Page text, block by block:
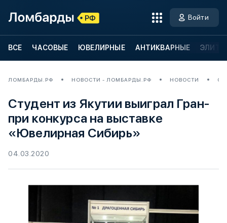
Войти
ВСЕ ЧАСОВЫЕ ЮВЕЛИРНЫЕ АНТИКВАРНЫЕ
ЛОМБАРДЫ.РФ НОВОСТИ - ЛОМБАРДЫ.РФ НОВОСТИ
Студент из Якутии выиграл Гран-
при конкурса на выставке
«Ювелирная Сибирь»
04.03.2020